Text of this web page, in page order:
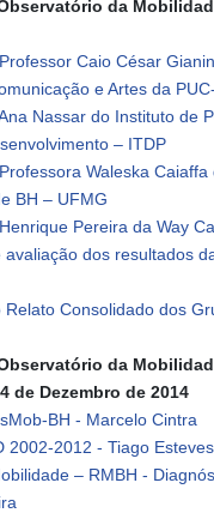
da
Caio César
e Artes da
Nassar do Instituto de
– ITDP
Waleska
BH – UFMG
Pereira da Way
avaliação dos resultados
Relato Consolidado dos
da
de Dezembro de 2014
BH - Marcelo Cintra
2002-2012 - Tiago Esteves
– RMBH -